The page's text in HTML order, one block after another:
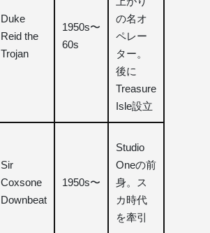
Duke
Reid the
Trojan
1950s〜
60s
の名オ
ペレー
ター。
後に
Treasure
Isle設立
Sir
Coxsone
Downbeat
1950s〜
Studio
Oneの前
身。ス
カ時代
を牽引